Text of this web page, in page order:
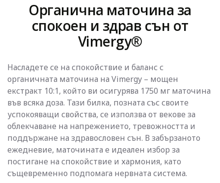
Органична маточина за
спокоен и здрав сън от
Vimergy®
Насладете се на спокойствие и баланс с
органичната маточина на Vimergy – мощен
екстракт 10:1, който ви осигурява 1750 мг маточина
във всяка доза. Тази билка, позната със своите
успокояващи свойства, се използва от векове за
облекчаване на напрежението, тревожността и
поддържане на здравословен сън. В забързаното
ежедневие, маточината е идеален избор за
постигане на спокойствие и хармония, като
същевременно подпомага нервната система.